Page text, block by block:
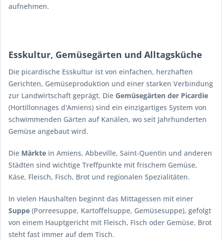
aufnehmen.
Esskultur, Gemüsegärten und Alltagsküche
Die picardische Esskultur ist von einfachen, herzhaften
Gerichten, Gemüseproduktion und einer starken Verbindung
zur Landwirtschaft geprägt. Die Gemüsegärten der Picardie
(Hortillonnages d'Amiens) sind ein einzigartiges System von
schwimmenden Gärten auf Kanälen, wo seit Jahrhunderten
Gemüse angebaut wird.
Die Märkte in Amiens, Abbeville, Saint-Quentin und anderen
Städten sind wichtige Treffpunkte mit frischem Gemüse,
Käse, Fleisch, Fisch, Brot und regionalen Spezialitäten.
In vielen Haushalten beginnt das Mittagessen mit einer
Suppe (Porreesuppe, Kartoffelsuppe, Gemüsesuppe), gefolgt
von einem Hauptgericht mit Fleisch, Fisch oder Gemüse. Brot
steht fast immer auf dem Tisch.